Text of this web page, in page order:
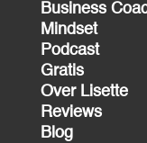
Business
Mindset
Podcast
Gratis
Over Lisette
Reviews
Blog